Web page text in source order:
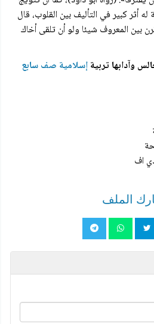
له أثر كبير في التأليف بين القلوب، قال
بين المعروف شيئا ولو أن تلقى أخاك
وآدابها تربيةإسلامية صف سابع
الملف